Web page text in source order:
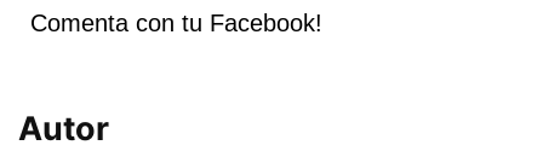
Comenta con tu Facebook!
Autor